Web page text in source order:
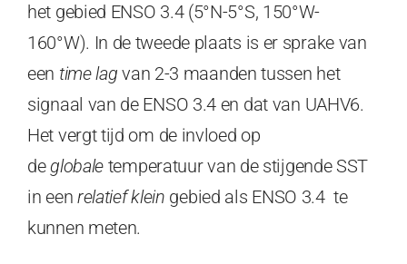
het gebied ENSO 3.4 (5°N-5°S, 150°W-
160°W). In de tweede plaats is er sprake van
een time lag van 2-3 maanden tussen het
signaal van de ENSO 3.4 en dat van UAHV6.
Het vergt tijd om de invloed op
deglobale temperatuur van de stijgende SST
in een relatief klein gebied als ENSO 3.4 te
kunnen meten.